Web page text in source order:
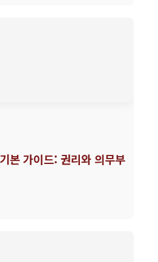
본 가이드: 권리와 의무부